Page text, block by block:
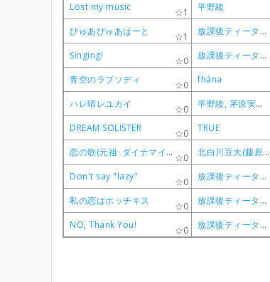
Lost my music
1 平野綾
ぴゅあぴゅあはーと
1 放課後ティータイム
Singing!
0 放課後ティータイム
青空のラプソディ
0 fhána
ハレ晴レユカイ
0 平野綾, 茅原実里, 後藤邑子
DREAM SOLISTER
0 TRUE
恋の歌(元祖･ダイナマイトビーンズver)
0 北白川豆大(藤原啓治)
Don't say "lazy"
0 放課後ティータイム
私の恋はホッチキス
0 放課後ティータイム
NO, Thank You!
0 放課後ティータイム
Lost my music
1 平野綾
ぴゅあぴゅあはーと
1 放課後ティータイム
Singing!
0 放課後ティータイム
青空のラプソディ
0 fhána
ハレ晴レユカイ
0 平野綾, 茅原実里, 後藤邑子
DREAM SOLISTER
0 TRUE
恋の歌(元祖･ダイナマイトビーンズver)
0 北白川豆大(藤原啓治)
Don't say "lazy"
0 放課後ティータイム
私の恋はホッチキス
0 放課後ティータイム
NO, Thank You!
0 放課後ティータイム
Lost my music
1 平野綾
ぴゅあぴゅあはーと
1 放課後ティータイム
Singing!
0 放課後ティータイム
青空のラプソディ
0 fhána
ハレ晴レユカイ
0 平野綾, 茅原実里, 後藤邑子
DREAM SOLISTER
0 TRUE
恋の歌(元祖･ダイナマイトビーンズver)
0 北白川豆大(藤原啓治)
Don't say "lazy"
0 放課後ティータイム
私の恋はホッチキス
0 放課後ティータイム
NO, Thank You!
0 放課後ティータイム
Lost my music
1 平野綾
ぴゅあぴゅあはーと
1 放課後ティータイム
Singing!
0 放課後ティータイム
青空のラプソディ
0 fhána
ハレ晴レユカイ
0 平野綾, 茅原実里, 後藤邑子
DREAM SOLISTER
0 TRUE
恋の歌(元祖･ダイナマイトビーンズver)
0 北白川豆大(藤原啓治)
Don't say "lazy"
0 放課後ティータイム
私の恋はホッチキス
0 放課後ティータイム
NO, Thank You!
0 放課後ティータイム